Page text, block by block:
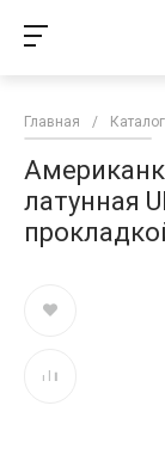
Главная /
латунная